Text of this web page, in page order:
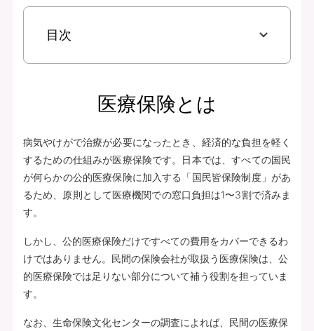
目次
医療保険とは
病気やけがで治療が必要になったとき、経済的な負担を軽く
するための仕組みが医療保険です。日本では、すべての国民
が何らかの公的医療保険に加入する「国民皆保険制度」があ
るため、原則として医療機関での窓口負担は1〜3割で済みま
す。
しかし、公的医療保険だけですべての費用をカバーできるわ
けではありません。民間の保険会社が取扱う医療保険は、公
的医療保険では足りない部分について補う役割を担っていま
す。
なお、生命保険文化センターの調査によれば、民間の医療保